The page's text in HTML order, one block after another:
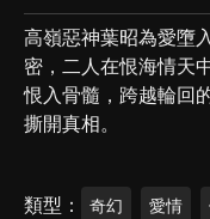
高嶺惡神葉昭為愛墮
密，二人在恨海情天
恨入骨髓，跨越輪回
撕開真相。
類型 奇幻 愛情